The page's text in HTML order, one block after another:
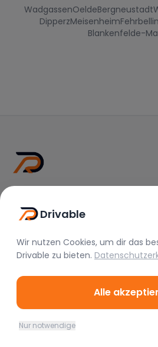
WadgassenOeldeBergneustadt
DipperzMeisenheimFehrbellin
Blankenfelde-
Drivable
Rent A Feeling
Nützliche Links
Vermieter werden
FAQ
TikTok
Drivable
Wir nutzen Cookies, um dir das
Drivable zu bieten.
Alle
Nur notwendige